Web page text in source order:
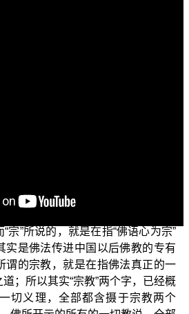
形成中国的一个民间信仰，并没有
而从佛教进入到中国以后，才慢慢
宗”所说的，就是在指“佛语心为宗”
实是佛法传进中国以后佛教的专有
谓的宗教，就是在指佛法真正的一
；所以其实“宗教”两个字，已经概
切义理，全部都含摄于宗教两个